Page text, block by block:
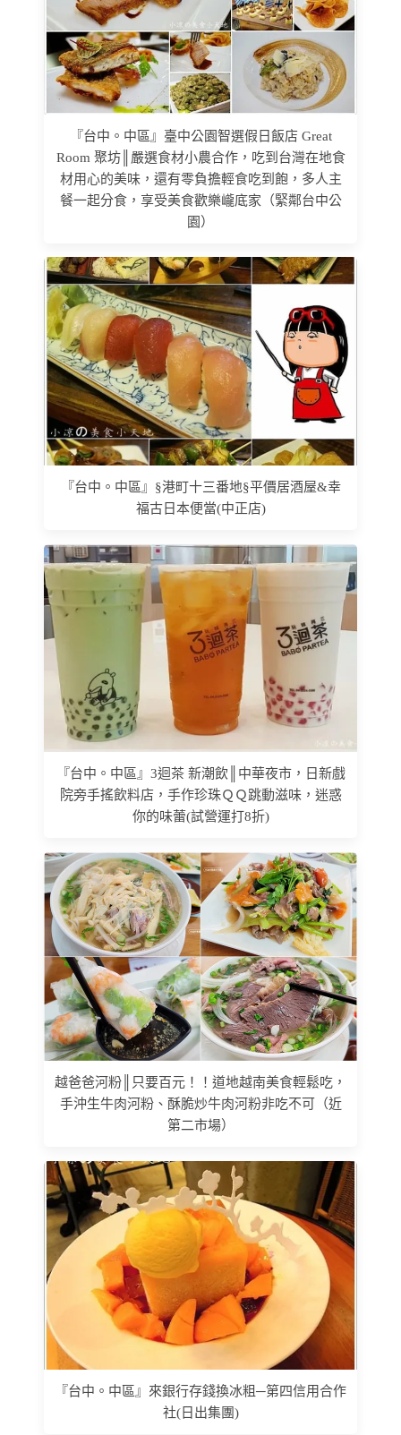
『台中。中區』臺中公園智選假日飯店 Great
Room 聚坊║嚴選食材小農合作，吃到台灣在地食
材用心的美味，還有零負擔輕食吃到飽，多人主
餐一起分食，享受美食歡樂巄底家（緊鄰台中公
園）
『台中。中區』§港町十三番地§平價居酒屋&幸
福古日本便當(中正店)
『台中。中區』3迴茶 新潮飲║中華夜市，日新戲
院旁手搖飲料店，手作珍珠ＱＱ跳動滋味，迷惑
你的味蕾(試營運打8折)
越爸爸河粉║只要百元！！道地越南美食輕鬆吃，
手沖生牛肉河粉、酥脆炒牛肉河粉非吃不可（近
第二市場）
『台中。中區』來銀行存錢換冰粗─第四信用合作
社(日出集團)